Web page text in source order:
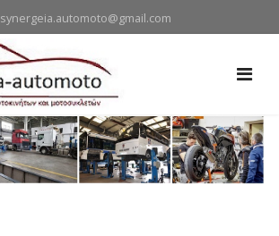
synergeia.automoto@gmail.com